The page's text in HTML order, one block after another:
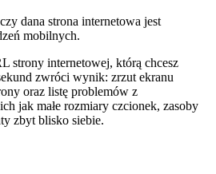
dana strona internetowa jest
mobilnych.
strony internetowej, którą chcesz
zwróci wynik: zrzut ekranu
oraz listę problemów z
jak małe rozmiary czcionek, zasoby
zbyt blisko siebie.